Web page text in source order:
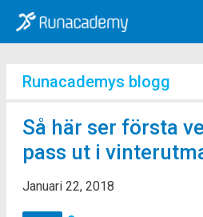
Runacademys blogg
Så här ser första
pass ut i
Januari 22, 2018